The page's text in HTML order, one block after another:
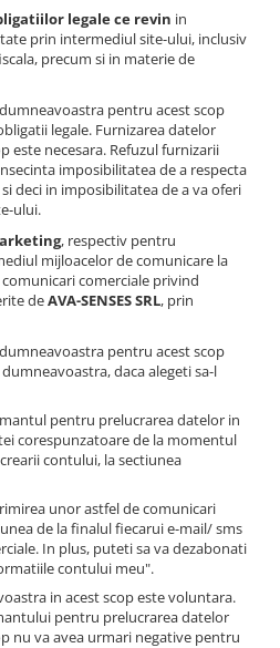
legale ce revin in
prin intermediul site-ului, inclusiv
precum si in materie de
pentru acest scop
legale. Furnizarea datelor
este necesara. Refuzul furnizarii
imposibilitatea de a respecta
deci in imposibilitatea de a va oferi
ului.
, respectiv pentru
mijloacelor de comunicare la
comerciale privind
deAVA-SENSES SRL, prin
pentru acest scop
daca alegeti sa-l
pentru prelucrarea datelor in
corespunzatoare de la momentul
contului, la sectiunea
unor astfel de comunicari
de la finalul fiecarui e-mail/ sms
In plus, puteti sa va dezabonati
contului meu".
in acest scop este voluntara.
pentru prelucrarea datelor
nu va avea urmari negative pentru